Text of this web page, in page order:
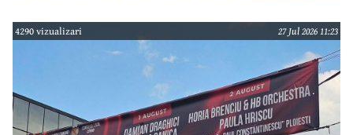
4290 vizualizari 27 Jul 2026 11:23